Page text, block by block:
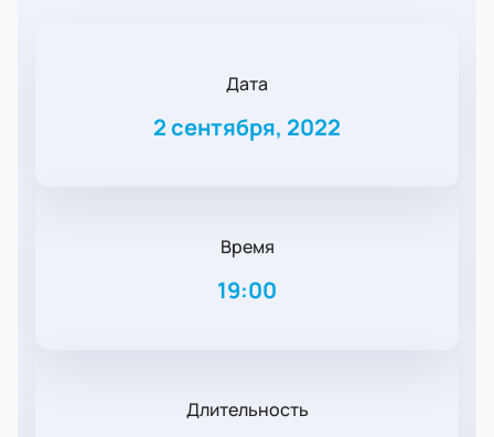
Дата
2 сентября, 2022
Время
19:00
Длительность